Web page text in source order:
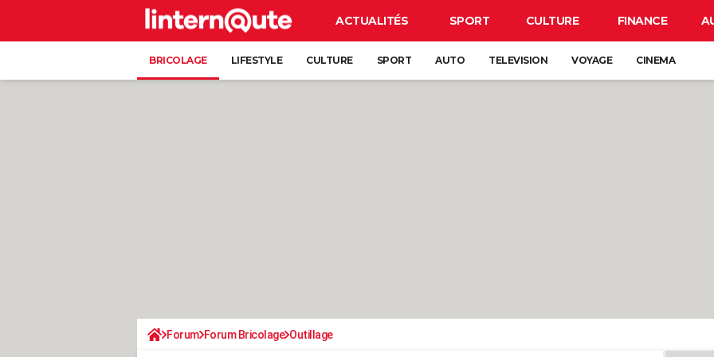
ACTUALITÉS SPORT CULTURE FINANCE
BRICOLAGE LIFESTYLE CULTURE SPORT AUTO TELEVISION VOYAGE CINEMA
Forum Forum Bricolage Outillage